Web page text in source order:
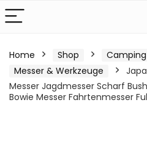
Home Shop
Messer & Werkzeuge
Messer Jagdmesser Scharf
Bowie Messer Fahrtenmesser